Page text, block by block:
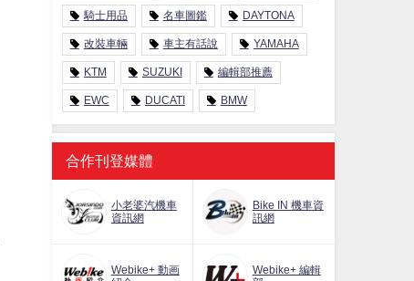
騎士用品 名車圖鑑 DAYTONA
改裝車輛 車主有話說 YAMAHA
KTM SUZUKI 編輯部推薦
EWC DUCATI BMW
合作刊登媒體
小老婆汽機車
資訊網
Bike IN 機車資
訊網
Webike+ 動画
Webike+ 編輯